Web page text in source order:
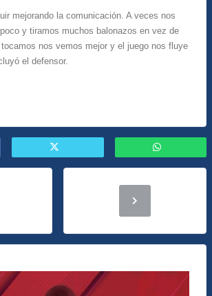
mejorando la comunicación. A veces nos
y tiramos muchos balonazos en vez de
nos vemos mejor y el juego nos fluye
el defensor.